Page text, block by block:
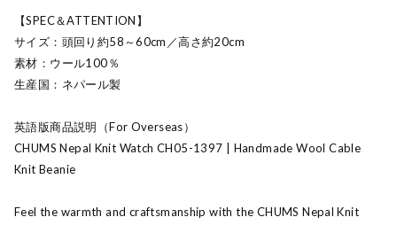
【SPEC＆ATTENTION】
サイズ：頭回り約58～60cm／高さ約20cm
素材：ウール100％
生産国：ネパール製
英語版商品説明（For Overseas）
CHUMS Nepal Knit Watch CH05-1397 | Handmade Wool Cable
Knit Beanie
Feel the warmth and craftsmanship with the CHUMS Nepal Knit